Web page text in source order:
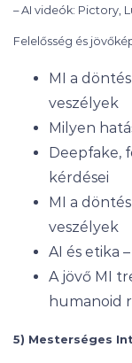
– AI videók: Pictory,
Felelősség és
MI a
veszélyek
Milyen
Deepfake,
kérdései
MI a
veszélyek
AI és etika
A jövő MI
humanoid
5) Mesterséges